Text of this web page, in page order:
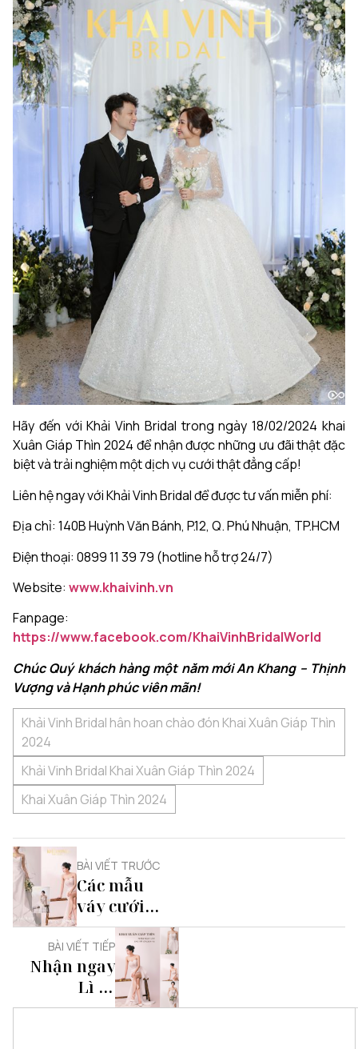
Hãy đến với Khải Vinh Bridal trong ngày 18/02/2024 khai
Xuân Giáp Thìn 2024 để nhận được những ưu đãi thật đặc
biệt và trải nghiệm một dịch vụ cưới thật đẳng cấp!
Liên hệ ngay với Khải Vinh Bridal để được tư vấn miễn phí:
Địa chỉ: 140B Huỳnh Văn Bánh, P.12, Q. Phú Nhuận, TP.HCM
Điện thoại: 0899 11 39 79 (hotline hỗ trợ 24/7)
Website: www.khaivinh.vn
Fanpage:
https://www.facebook.com/KhaiVinhBridalWorld
Chúc Quý khách hàng một năm mới An Khang – Thịnh
Vượng và Hạnh phúc viên mãn!
Khải Vinh Bridal hân hoan chào đón Khai Xuân Giáp Thìn
2024
Khải Vinh Bridal Khai Xuân Giáp Thìn 2024
Khai Xuân Giáp Thìn 2024
BÀI VIẾT TRƯỚC
Các mẫu
váy cưới
mới nhất
2024 của
Khải Vinh
Bridal
BÀI VIẾT TIẾP
Nhận ngay
Lì Xì
1.000.000đ